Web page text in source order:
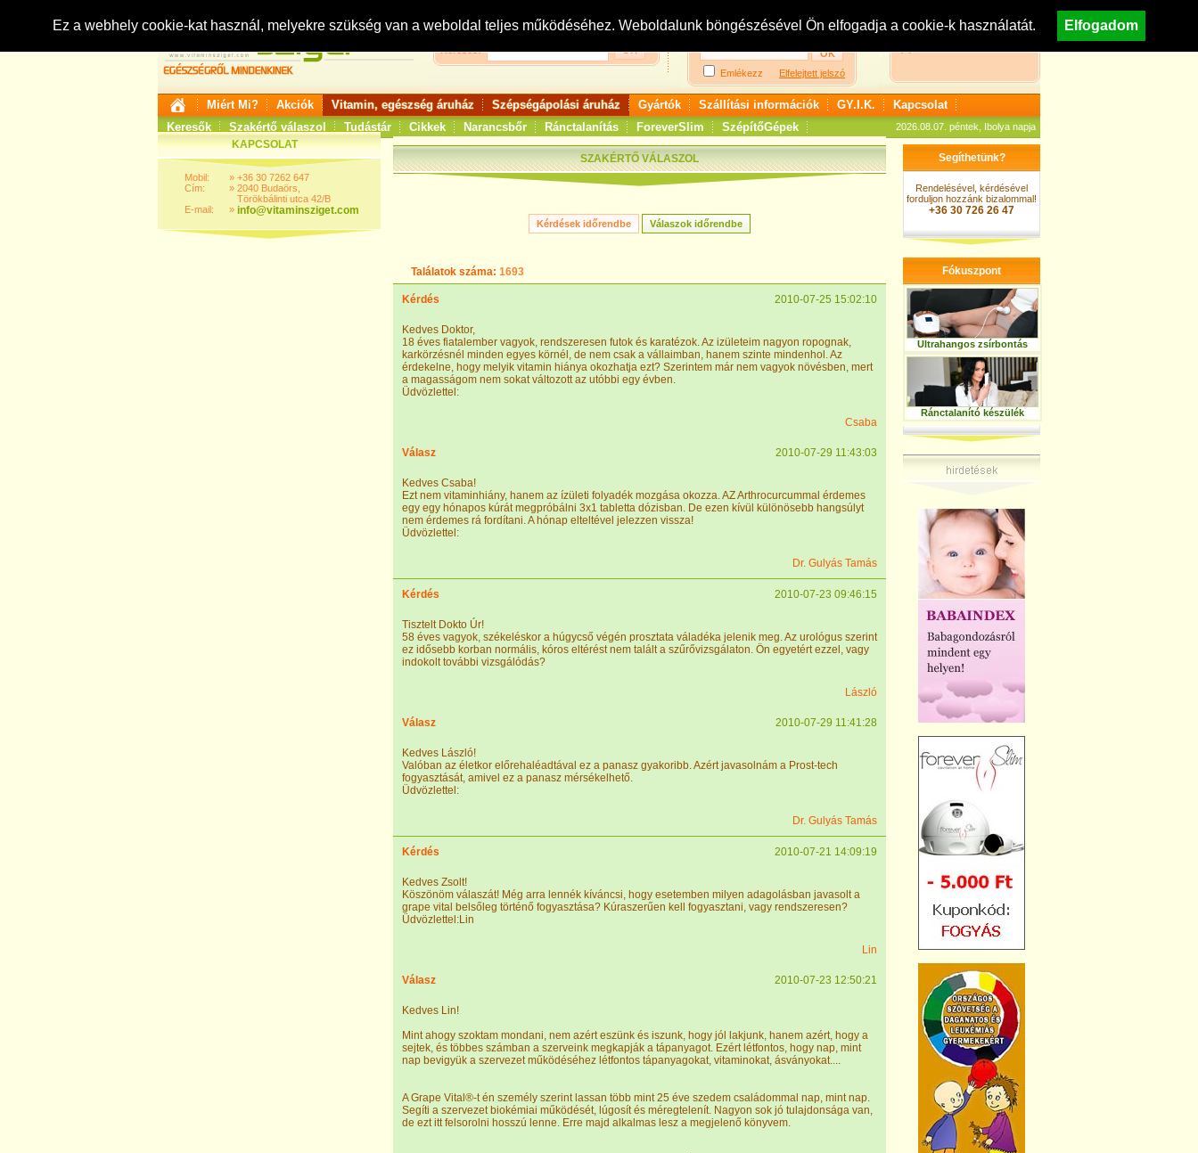
Ez a webhely cookie-kat használ, melyekre szükség van a weboldal teljes működéséhez. Weboldalunk böngészésével Ön elfogadja a cookie-k használatát. Elfogadom
Keresés:
Bejelentkezés: Regisztráció
Emlékezz Elfelejtett jelszó
Nézzen körül áruházunkban!
Miért Mi? Akciók Vitamin, egészség áruház Szépségápolási áruház Gyártók Szállítási információk GY.I.K.
Kapcsolat
Keresők
Szakértő válaszol Tudástár Cikkek Narancsbőr Ránctalanítás ForeverSlim SzépítőGépek 2026.08.07. péntek, Ibolya napja
KAPCSOLAT
Mobil:
Cím:
E-mail:
»
»
»
+36 30 7262 647
2040 Budaörs,
Törökbálinti utca 42/B
info@vitaminsziget.com
SZAKÉRTŐ VÁLASZOL
Találatok száma: 1693
Kérdés 2010-07-25 15:02:10
Kedves Doktor,
18 éves fiatalember vagyok, rendszeresen futok és karatézok. Az izületeim nagyon ropognak,
karkörzésnél minden egyes körnél, de nem csak a vállaimban, hanem szinte mindenhol. Az
érdekelne, hogy melyik vitamin hiánya okozhatja ezt? Szerintem már nem vagyok növésben, mert
a magasságom nem sokat változott az utóbbi egy évben.
Üdvözlettel:
Csaba
Válasz 2010-07-29 11:43:03
Kedves Csaba!
Ezt nem vitaminhiány, hanem az ízületi folyadék mozgása okozza. AZ Arthrocurcummal érdemes
egy egy hónapos kúrát megpróbálni 3x1 tabletta dózisban. De ezen kívül különösebb hangsúlyt
nem érdemes rá fordítani. A hónap elteltével jelezzen vissza!
Üdvözlettel:
Dr. Gulyás Tamás
Kérdés 2010-07-23 09:46:15
Tisztelt Dokto Úr!
58 éves vagyok, székeléskor a húgycső végén prosztata váladéka jelenik meg. Az urológus szerint
ez idősebb korban normális, kóros eltérést nem talált a szűrővizsgálaton. Ön egyetért ezzel, vagy
indokolt további vizsgálódás?
László
Válasz 2010-07-29 11:41:28
Kedves László!
Valóban az életkor előrehaléadtával ez a panasz gyakoribb. Azért javasolnám a Prost-tech
fogyasztását, amivel ez a panasz mérsékelhető.
Üdvözlettel:
Dr. Gulyás Tamás
Kérdés 2010-07-21 14:09:19
Kedves Zsolt!
Köszönöm válaszát! Még arra lennék kíváncsi, hogy esetemben milyen adagolásban javasolt a
grape vital belsőleg történő fogyasztása? Kúraszerűen kell fogyasztani, vagy rendszeresen?
Üdvözlettel:Lin
Lin
Válasz 2010-07-23 12:50:21
Kedves Lin!
Mint ahogy szoktam mondani, nem azért eszünk és iszunk, hogy jól lakjunk, hanem azért, hogy a
sejtek, és többes számban a szerveink megkapják a tápanyagot. Ezért létfontos, hogy nap, mint
nap bevigyük a szervezet működéséhez létfontos tápanyagokat, vitaminokat, ásványokat....
A Grape Vital®-t én személy szerint lassan több mint 25 éve szedem családommal nap, mint nap.
Segíti a szervezet biokémiai működését, lúgosít és méregtelenít. Nagyon sok jó tulajdonsága van,
de ezt itt felsorolni hosszú lenne. Erre majd alkalmas lesz a megjelenő könyvem.
Segíthetünk?
Rendelésével, kérdésével
forduljon hozzánk bizalommal!
+36 30 726 26 47
Fókuszpont
Ultrahangos zsírbontás
Ránctalanító készülék